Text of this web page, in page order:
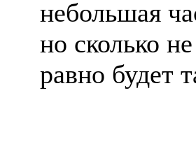
небольшая
но сколько
равно будет